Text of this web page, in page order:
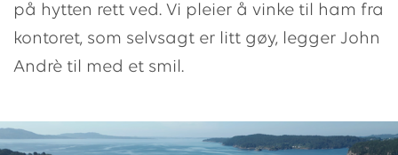
på hytten rett ved. Vi pleier å vinke til ham fra
kontoret, som selvsagt er litt gøy, legger John
Andrè til med et smil.